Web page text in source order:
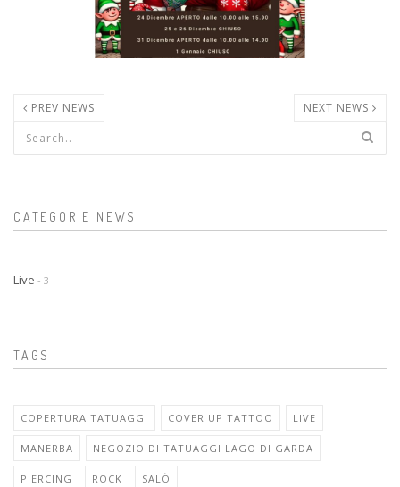
PREV NEWS NEXT NEWS
Form di ricerca
CATEGORIE NEWS
Live - 3
TAGS
COPERTURA TATUAGGI COVER UP TATTOO LIVE
MANERBA NEGOZIO DI TATUAGGI LAGO DI GARDA
PIERCING ROCK SALÒ